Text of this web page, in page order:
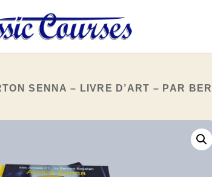
SENNA – LIVRE D’ART – PAR